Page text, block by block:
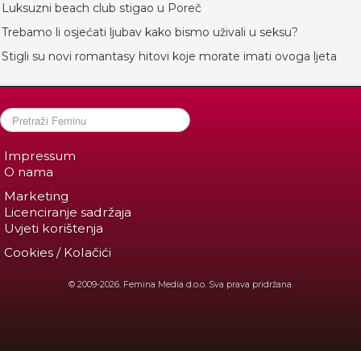
Luksuzni beach club stigao u Poreč
Trebamo li osjećati ljubav kako bismo uživali u seksu?
Stigli su novi romantasy hitovi koje morate imati ovoga ljeta
Impressum
O nama
Marketing
Licenciranje sadržaja
Uvjeti korištenja
Cookies / Kolačići
© 2009-2026. Femina Media d.o.o. Sva prava pridržana.